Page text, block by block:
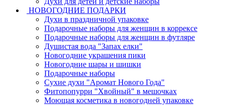
НОВОГОДНИЕ ПОДАРКИ
Духи в праздничной упаковке
Подарочные наборы для женщин в коррексе
Подарочные наборы для женщин в футляре
Душистая вода "Запах елки"
Новогодние украшения пики
Новогодние шары и шишки
Подарочные наборы
Сухие духи "Аромат Нового Года"
Фитопопурри "Хвойный" в мешочках
Моющая косметика в новогодней упаковке